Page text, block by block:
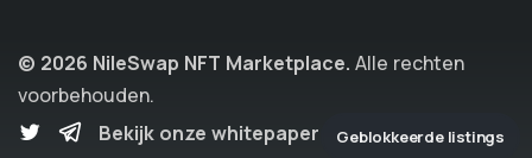
© 2026 NileSwap NFT Marketplace. Alle rechten
voorbehouden.
Bekijk onze whitepaper
Geblokkeerde listings